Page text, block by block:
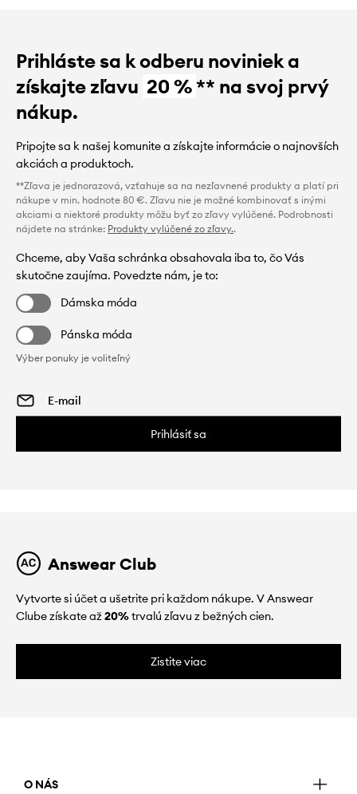
Prihláste sa k odberu noviniek a
získajte zľavu 20 %** na svoj prvý
nákup.
Pripojte sa k našej komunite a získajte informácie o najnovších
akciách a produktoch.
**Zľava je jednorazová, vzťahuje sa na nezľavnené produkty a platí pri
nákupe v min. hodnote 80 €. Zľavu nie je možné kombinovať s inými
akciami a niektoré produkty môžu byť zo zľavy vylúčené. Podrobnosti
nájdete na stránke: Produkty vylúčené zo zľavy..
Chceme, aby Vaša schránka obsahovala iba to, čo Vás
skutočne zaujíma. Povedzte nám, je to:
Dámska móda
Pánska móda
Výber ponuky je voliteľný
Prihlásiť sa
Answear Club
Vytvorte si účet a ušetrite pri každom nákupe. V Answear
Clube získate až20%trvalú zľavu z bežných cien.
Zistite viac
O NÁS